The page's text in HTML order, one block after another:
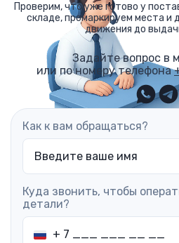
Проверим, что уже готово у
складе, промаркируем места и
движения до
Задайте вопрос в
или по номеру телефона
Как к вам обращаться?
Куда звонить, чтобы
детали?